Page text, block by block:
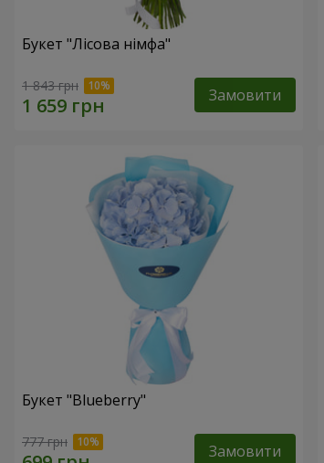
Букет "Лісова німфа"
1 843 грн Замовити
Букет "Blueberry"
777 грн Замовити